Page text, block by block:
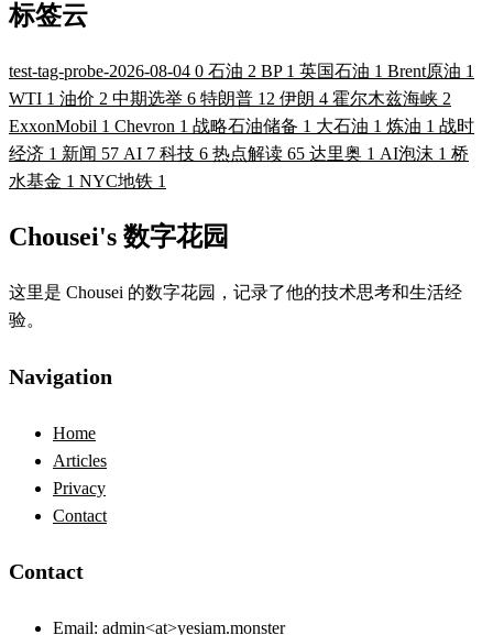
标签云
test-tag-probe-2026-08-04 0 石油 2 BP 1 英国石油 1 Brent原油 1
WTI 1 油价 2 中期选举 6 特朗普 12 伊朗 4 霍尔木兹海峡 2
ExxonMobil 1 Chevron 1 战略石油储备 1 大石油 1 炼油 1 战时
经济 1 新闻 57 AI 7 科技 6 热点解读 65 达里奥 1 AI泡沫 1 桥
水基金 1 NYC地铁 1
Chousei's 数字花园
这里是 Chousei 的数字花园，记录了他的技术思考和生活经
验。
Navigation
Home
Articles
Privacy
Contact
Contact
Email: admin<at>yesiam.monster